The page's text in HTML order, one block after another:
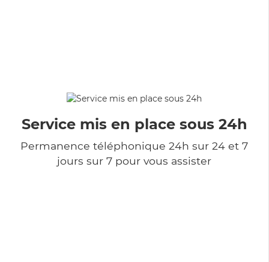
Service mis en place sous 24h
Permanence téléphonique 24h sur 24 et 7
jours sur 7 pour vous assister